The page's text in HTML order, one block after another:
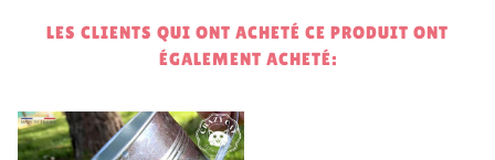
LES CLIENTS QUI ONT ACHETÉ CE PRODUIT ONT
ÉGALEMENT ACHETÉ: